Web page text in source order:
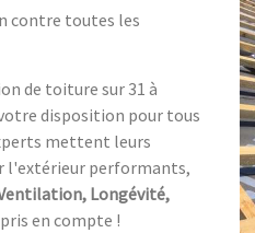
contre toutes les
de toiture sur 31 à
disposition pour tous
mettent leurs
l'extérieur performants,
Longévité,
en compte !